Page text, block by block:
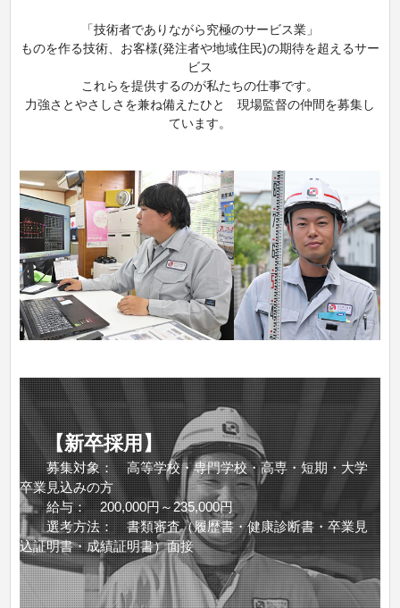
「技術者でありながら究極のサービス業」
ものを作る技術、お客様(発注者や地域住民)の期待を超えるサー
ビス
これらを提供するのが私たちの仕事です。
力強さとやさしさを兼ね備えたひと 現場監督の仲間を募集し
ています。
【新卒採用】
募集対象： 高等学校・専門学校・高専・短期・大学
卒業見込みの方
給与： 200,000円～235,000円
選考方法： 書類審査（履歴書・健康診断書・卒業見
込証明書・成績証明書）面接